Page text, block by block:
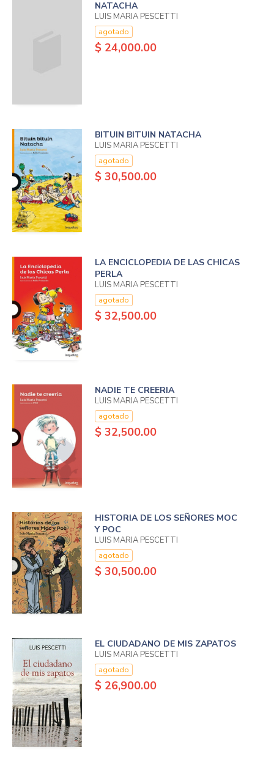
NATACHA
LUIS MARIA PESCETTI
agotado
$ 24,000.00
BITUIN BITUIN NATACHA
LUIS MARIA PESCETTI
agotado
$ 30,500.00
LA ENCICLOPEDIA DE LAS CHICAS
PERLA
LUIS MARIA PESCETTI
agotado
$ 32,500.00
NADIE TE CREERIA
LUIS MARIA PESCETTI
agotado
$ 32,500.00
HISTORIA DE LOS SEÑORES MOC
Y POC
LUIS MARIA PESCETTI
agotado
$ 30,500.00
EL CIUDADANO DE MIS ZAPATOS
LUIS MARIA PESCETTI
agotado
$ 26,900.00